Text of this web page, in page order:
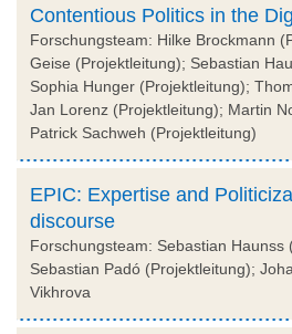
Contentious Politics in the
Forschungsteam: Hilke Brockmann
Geise (Projektleitung); Sebastian
Sophia Hunger (Projektleitung);
Jan Lorenz (Projektleitung); Martin
Patrick Sachweh (Projektleitung)
EPIC: Expertise and
discourse
Forschungsteam: Sebastian Haunss
Sebastian Padó (Projektleitung);
Vikhrova